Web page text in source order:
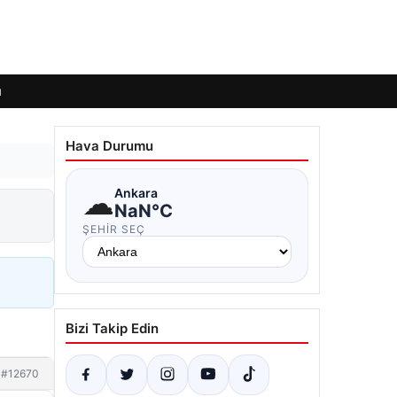
#12670
Hava Durumu
☁Ankara
NaN°C
ŞEHIR SEÇ
Bizi Takip Edin